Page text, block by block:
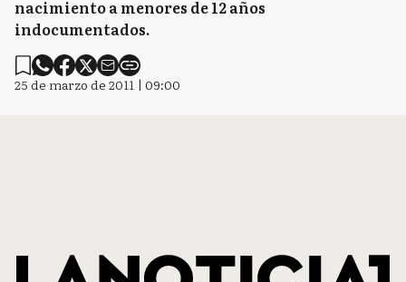
nacimiento a menores de 12 años
indocumentados.
25 de marzo de 2011 | 09:00